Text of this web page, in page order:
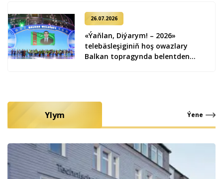
26.07.2026
«Ýaňlan, Diýarym! – 2026»
telebäsleşiginiň hoş owazlary
Balkan topragynda belentden
Ylym Ýene